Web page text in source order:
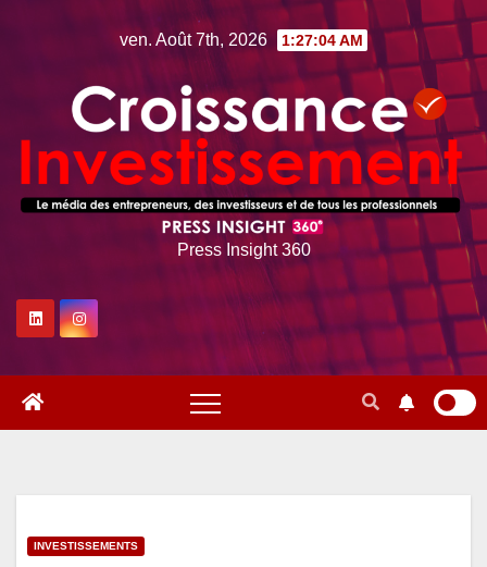
ven. Août 7th, 2026 1:27:06 AM
Press Insight 360
INVESTISSEMENTS